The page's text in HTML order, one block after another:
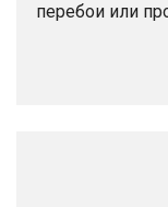
перебои или
оборудование,
монтажных